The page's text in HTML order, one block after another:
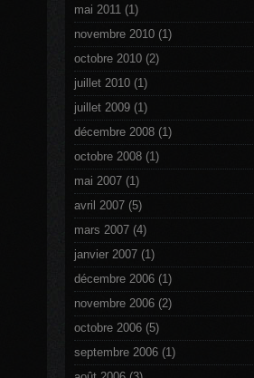
mai 2011 (1)
novembre 2010 (1)
octobre 2010 (2)
juillet 2010 (1)
juillet 2009 (1)
décembre 2008 (1)
octobre 2008 (1)
mai 2007 (1)
avril 2007 (5)
mars 2007 (4)
janvier 2007 (1)
décembre 2006 (1)
novembre 2006 (2)
octobre 2006 (5)
septembre 2006 (1)